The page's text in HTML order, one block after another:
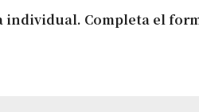
Completa el